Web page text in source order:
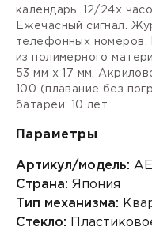
календарь. 12/24х
Ежечасный сигнал.
телефонных
из полимерного
53 мм х 17 мм.
100 (плавание без
батареи: 10 лет.
Параметры
Артикул/модель:
Страна: Япония
Тип механизма:
Стекло: